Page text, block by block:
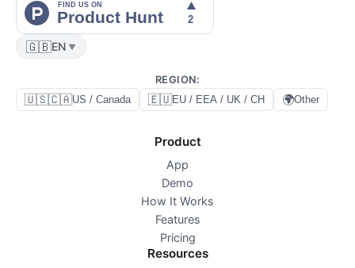
🇬🇧EN ▼
REGION:
🇺🇸🇨🇦US / Canada 🇪🇺EU / EEA / UK / CH 🌍Other
Product
App
Demo
How It Works
Features
Pricing
Resources